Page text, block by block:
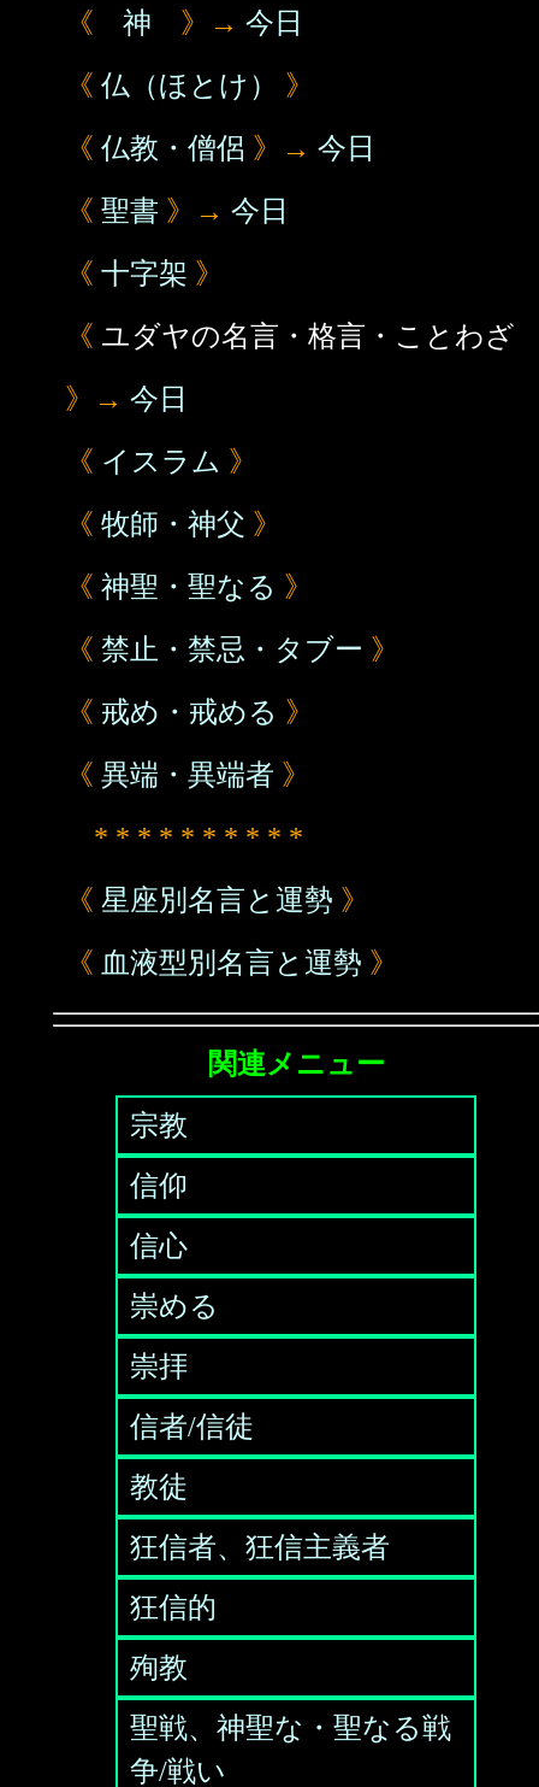
《 神 》→ 今日
《 仏（ほとけ）
》
《 仏教・僧侶 》→ 今日
《 聖書 》→ 今日
《 十字架 》
《 ユダヤの名言・格言・ことわざ
》→ 今日
《 イスラム 》
《 牧師・神父 》
《 神聖・聖なる 》
《 禁止・禁忌・タブー 》
《 戒め・戒める 》
《 異端・異端者 》
* * * * * * * * * *
《 星座別名言と運勢 》
《 血液型別名言と運勢 》
関連メニュー
宗教
信仰
信心
崇める
崇拝
信者/信徒
教徒
狂信者、狂信主義者
狂信的
殉教
聖戦、神聖な・聖なる戦
争/戦い